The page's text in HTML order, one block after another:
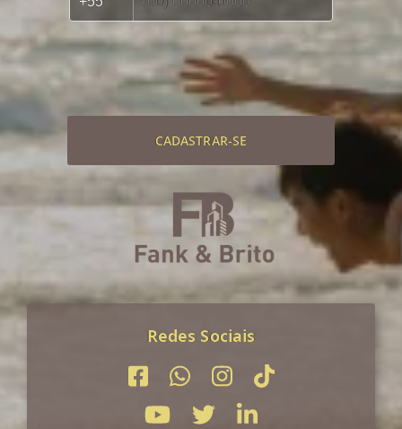
CADASTRAR-SE
Redes Sociais